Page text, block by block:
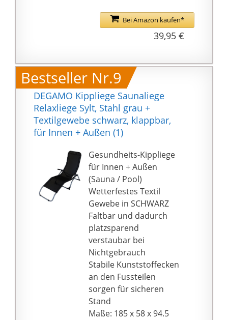
Ebenso kann sie
problemlos überall mit
hingenommen und
umgestellt werden
Geeignet für den Innen-
und Außenbereich. Am
Pool, im Garten,
Schwimmbad, Sauna,
Pool oder einfach zur
Entspannung nach
einer Massage.
Die Liege hat eine
Gesamtlänge von ca.
160 cm, die Liegefläche
beträgt ca. 140 x 48,5
cm
Bei Amazon kaufen*
39,95 €
Bestseller Nr.9
DEGAMO Kippliege Saunaliege
Relaxliege Sylt, Stahl grau +
Textilgewebe schwarz, klappbar,
für Innen + Außen (1)
Gesundheits-Kippliege
für Innen + Außen
(Sauna / Pool)
Wetterfestes Textil
Gewebe in SCHWARZ
Faltbar und dadurch
platzsparend
verstaubar bei
Nichtgebrauch
Stabile Kunststoffecken
an den Fussteilen
sorgen für sicheren
Stand
Maße: 185 x 58 x 94.5